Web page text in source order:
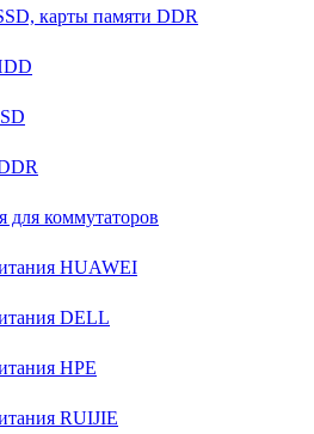
карты памяти DDR
для коммутаторов
HUAWEI
DELL
HPE
RUIJIE